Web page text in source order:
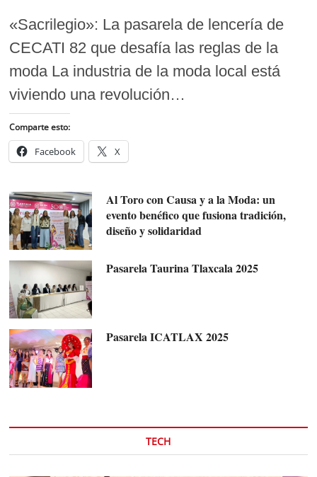
«Sacrilegio»: La pasarela de lencería de
CECATI 82 que desafía las reglas de la
moda La industria de la moda local está
viviendo una revolución…
Comparte esto:
Facebook X
Al Toro con Causa y a la Moda: un
evento benéfico que fusiona tradición,
diseño y solidaridad
Pasarela Taurina Tlaxcala 2025
Pasarela ICATLAX 2025
TECH